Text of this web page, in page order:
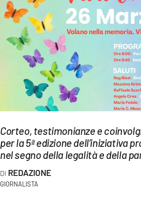
CULTURA
ECONOMIA E LAVORO
EVENTI
SPORT
Streaming
LAC NETWORK
LAC ONAIR
LaC
Corteo, testimonianze e
per la 5ª edizione dell’iniziativa
nel segno della legalità e della
REDAZIONE
GIORNALISTA